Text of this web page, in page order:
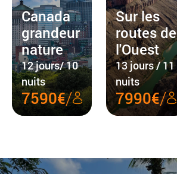
Canada
grandeur
nature
12 jours/ 10
nuits
7590€/
Sur les
routes de
l'Ouest
13 jours / 11
nuits
7990€/